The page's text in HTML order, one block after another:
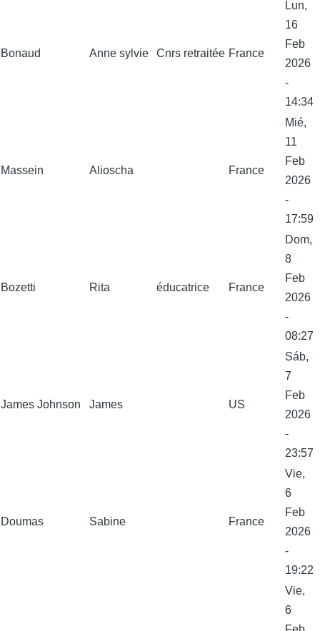
Bonaud Anne sylvie Cnrs retraitée France
Lun,
16
Feb
2026
-
14:34
Massein Alioscha France
Mié,
11
Feb
2026
-
17:59
Bozetti Rita éducatrice France
Dom,
8
Feb
2026
-
08:27
James Johnson James US
Sáb,
7
Feb
2026
-
23:57
Doumas Sabine France
Vie,
6
Feb
2026
-
19:22
Vie,
6